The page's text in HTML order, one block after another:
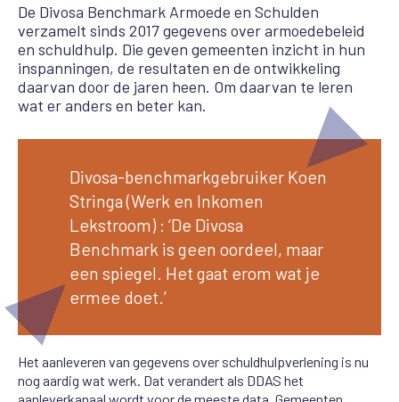
De Divosa Benchmark Armoede en Schulden
verzamelt sinds 2017 gegevens over armoedebeleid
en schuldhulp. Die geven gemeenten inzicht in hun
inspanningen, de resultaten en de ontwikkeling
daarvan door de jaren heen. Om daarvan te leren
wat er anders en beter kan.
Divosa-benchmarkgebruiker Koen
Stringa (Werk en Inkomen
Lekstroom) : ‘De Divosa
Benchmark is geen oordeel, maar
een spiegel. Het gaat erom wat je
ermee doet.’
Het aanleveren van gegevens over schuldhulpverlening is nu
nog aardig wat werk. Dat verandert als DDAS het